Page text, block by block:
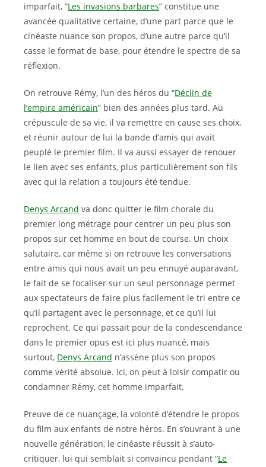
imparfait, “Les invasions barbares” constitue une
avancée qualitative certaine, d’une part parce que le
cinéaste nuance son propos, d’une autre parce qu’il
casse le format de base, pour étendre le spectre de sa
réflexion.
On retrouve Rémy, l’un des héros du “Déclin de
l’empire américain” bien des années plus tard. Au
crépuscule de sa vie, il va remettre en cause ses choix,
et réunir autour de lui la bande d’amis qui avait
peuplé le premier film. Il va aussi essayer de renouer
le lien avec ses enfants, plus particulièrement son fils
avec qui la relation a toujours été tendue.
Denys Arcand va donc quitter le film chorale du
premier long métrage pour centrer un peu plus son
propos sur cet homme en bout de course. Un choix
salutaire, car même si on retrouve les conversations
entre amis qui nous avait un peu ennuyé auparavant,
le fait de se focaliser sur un seul personnage permet
aux spectateurs de faire plus facilement le tri entre ce
qu’il partagent avec le personnage, et ce qu’il lui
reprochent. Ce qui passait pour de la condescendance
dans le premier opus est ici plus nuancé, mais
surtout, Denys Arcand n’assène plus son propos
comme vérité absolue. Ici, on peut à loisir compatir ou
condamner Rémy, cet homme imparfait.
Preuve de ce nuançage, la volonté d’étendre le propos
du film aux enfants de notre héros. En s’ouvrant à une
nouvelle génération, le cinéaste réussit à s’auto-
critiquer, lui qui semblait si convaincu pendant “Le